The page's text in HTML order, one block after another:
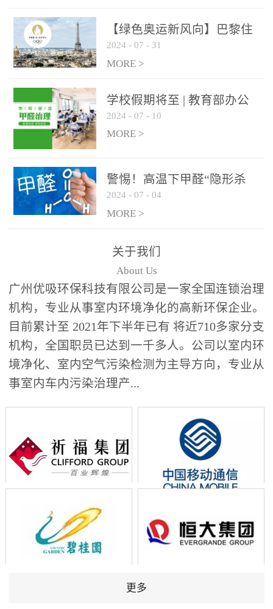
【绿色奥运新风向】巴黎住
宿风波：优吸环保共建健康
绿色家居
2024 - 07 - 31
MORE >
学校假期将至 | 教育部办公
厅关于加强学校新建校舍室
内空气质量管理通知
2024 - 07 - 10
MORE >
警惕！高温下甲醛“隐形杀
手”来袭，你的家安全吗？
2024 - 07 - 04
MORE >
关于我们
About Us
广州优吸环保科技有限公司是一家全国连锁治理
机构，专业从事室内环境净化的高新环保企业。
目前累计至 2021年下半年已有 将近710多家分支
机构，全国职员已达到一千多人。公司以室内环
境净化、室内空气污染检测为主导方向，专业从
事室内车内污染治理产...
更多